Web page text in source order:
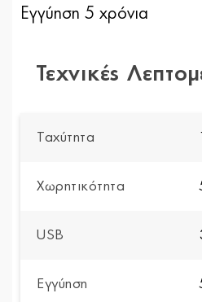
Εγγύηση 5 χρόνια
Τεχνικές
Ταχύτητα
Χωρητικότητα
USB
Εγγύηση